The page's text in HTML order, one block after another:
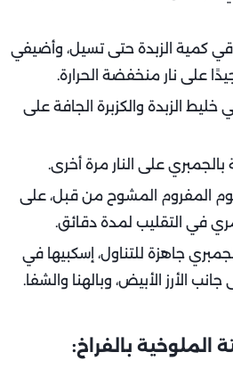
كمية الزبدة حتى تسيل، وأضيفي
على نار منخفضة الحرارة.
الزبدة والكزبرة الجافة على
على النار مرة أخرى.
المفروم المشوح من قبل، على
في التقليب لمدة دقائق.
جاهزة للتناول، إسكبيها في
الأرز الأبيض، وبالهنا والشفا.